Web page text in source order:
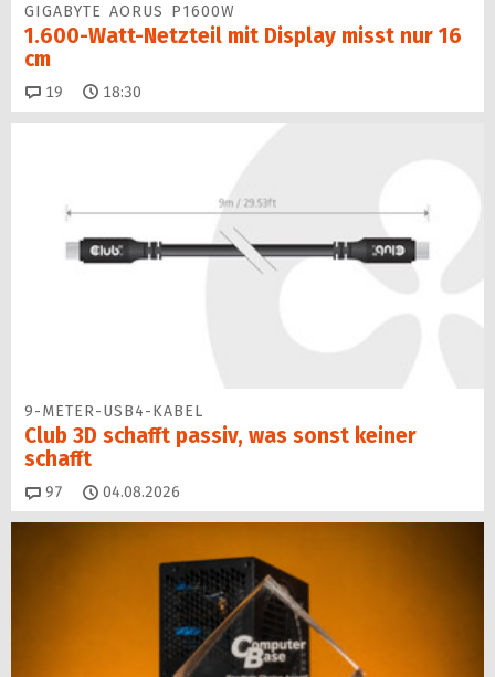
GIGABYTE AORUS P1600W
1.600-Watt-Netzteil mit Display misst nur 16
cm
19 Kommentare
18:30
9-METER-USB4-KABEL
Club 3D schafft passiv, was sonst keiner
schafft
97 Kommentare
04.08.2026